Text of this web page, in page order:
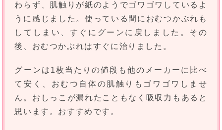
わらず、肌触りが紙のようでゴワゴワしているよ
うに感じました。使っている間におむつかぶれも
してしまい、すぐにグーンに戻しました。その
後、おむつかぶれはすぐに治りました。
グーンは1枚当たりの値段も他のメーカーに比べ
て安く、おむつ自体の肌触りもゴワゴワしませ
ん。おしっこが漏れたこともなく吸収力もあると
思います。おすすめです。